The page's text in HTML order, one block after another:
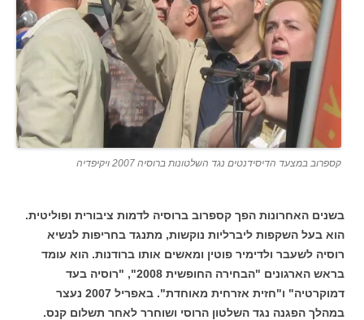
קספרוב במצעד הדיסידנטים נגד השלטונות ברוסיה 2007 ויקיפדיה
בשנים האחרונות הפך קספרוב ברוסיה לדמות ציבורית ופוליטית.
הוא בעל השקפות ליברליות נוקשות, מתנגד בחריפות לנשיא
רוסיה לשעבר ולדימיר פוטין ומאשים אותו ברודנות. הוא עומד
בראש הארגונים "הבחירה החופשית 2008", "רוסיה בעד
דמוקרטיה" ו"חזית אזרחית מאוחדת". באפריל 2007 נעצר
במהלך הפגנה נגד השלטון הרוסי ושוחרר לאחר תשלום קנס.